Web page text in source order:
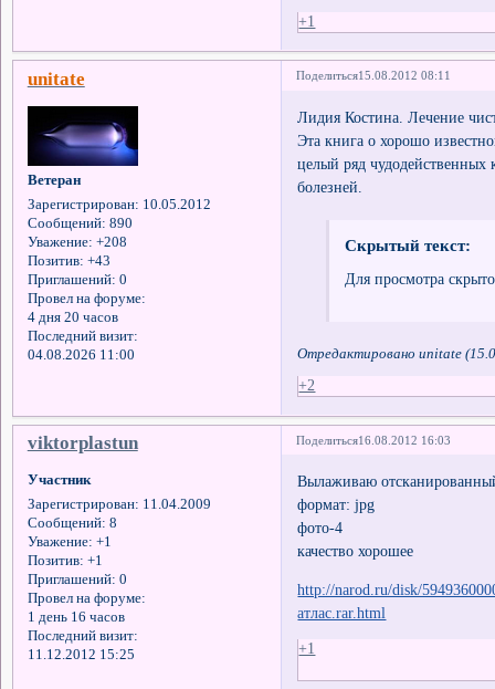
+1
Поделиться15.08.2012 08:11
unitate
Ветеран
Зарегистрирован: 10.05.2012
Сообщений: 890
Уважение: +208
Позитив: +43
Приглашений: 0
Провел на форуме:
4 дня 20 часов
Последний визит:
04.08.2026 11:00
Лидия Костина. Лечение
Эта книга о хорошо
целый ряд чудодейственных
болезней.
Скрытый текст:
Для просмотра
Отредактировано unitate
+2
Поделиться16.08.2012 16:03
viktorplastun
Участник
Зарегистрирован: 11.04.2009
Сообщений: 8
Уважение: +1
Позитив: +1
Приглашений: 0
Провел на форуме:
1 день 16 часов
Последний визит:
11.12.2012 15:25
Вылаживаю
формат: jpg
фото-4
качество хорошее
http://narod.ru/disk/
атлас.rar.html
+1